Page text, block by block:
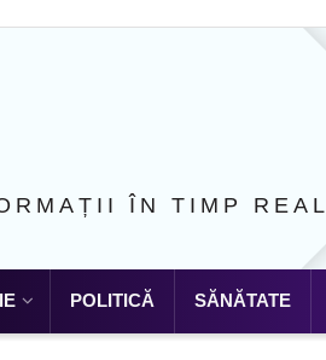
ÎN TIMP REAL
POLITICĂ SĂNĂTATE